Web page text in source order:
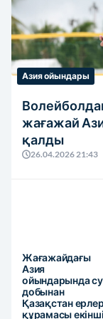
Азия ойындары
жағажай
қалды
26.04.2026 21:43
Жағажайдағы
Азия
ойындарында су
добынан
Қазақстан ерлер
құрамасы екінші